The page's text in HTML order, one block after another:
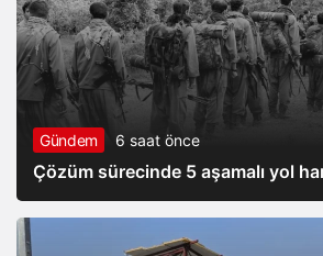
Gündem 6 saat önce
Çözüm sürecinde 5 aşamalı yol